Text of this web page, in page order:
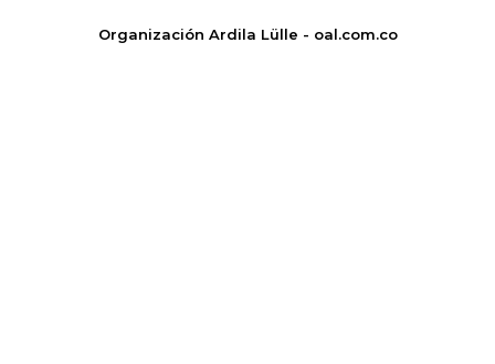
Organización Ardila Lülle - oal.com.co